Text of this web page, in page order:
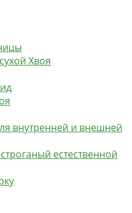
Хвоя
внутренней и внешней
естественной